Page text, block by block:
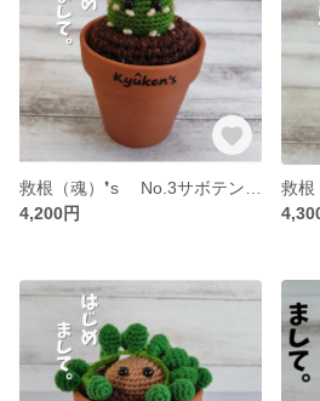
4,200円